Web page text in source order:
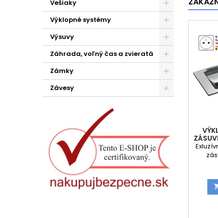
Vešiaky
Výklopné systémy
Výsuvy
Záhrada, voľný čas a zvieratá
Zámky
Závesy